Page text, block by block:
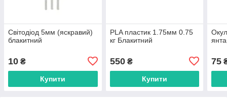
Світодіод 5мм (яскравий)
блакитний
10 ₴
Купити
PLA пластик 1.75мм 0.75
кг Блакитний
550₴
Купити
75